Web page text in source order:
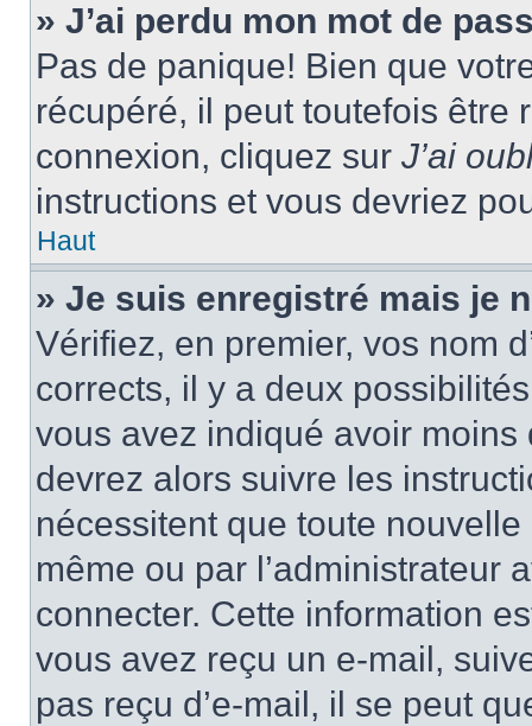
» J’ai perdu mon mot de
Pas de panique! Bien que
récupéré, il peut toutefois être
connexion, cliquez sur J’ai
instructions et vous devriez
Haut
» Je suis enregistré mais je
Vérifiez, en premier, vos nom
corrects, il y a deux
vous avez indiqué avoir moins
devrez alors suivre les
nécessitent que toute
même ou par l’administrateur
connecter. Cette information
vous avez reçu un e-mail,
pas reçu d’e-mail, il se peut